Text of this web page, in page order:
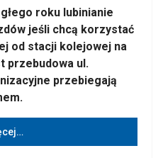
roku lubinianie
jeśli chcą korzystać
od stacji kolejowej na
przebudowa ul.
przebiegają